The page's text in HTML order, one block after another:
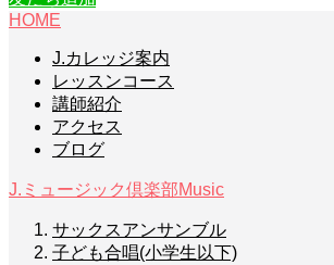
HOME
J.カレッジ案内
レッスンコース
講師紹介
アクセス
ブログ
J.ミュージック倶楽部Music
サックスアンサンブル
子ども合唱(小学生以下)